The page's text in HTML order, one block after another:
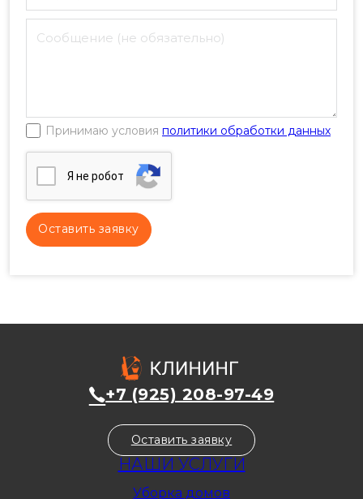
Принимаю условия политики обработки данных
Я нe poбoт
НАШИ УСЛУГИ
Уборка домов
+7 (925) 208-97-49
Оставить заявку